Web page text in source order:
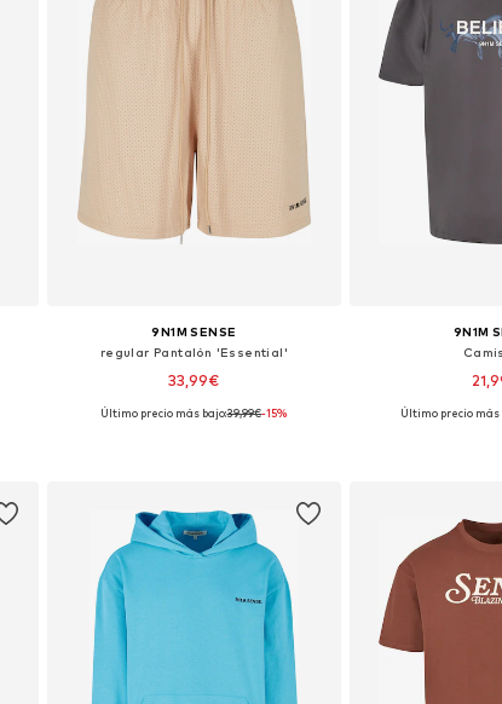
9N1M SENSE
regular Pantalón 'Essential'
33,99€
Tallas disponibles: 33, 34
Último precio más bajo:39,99€-15%
9N1M
Tallas
Último precio más